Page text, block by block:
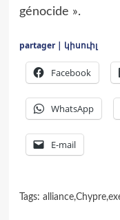
génocide ».
partager | կիսուիլ
Facebook
WhatsApp
E-mail
Tags: alliance,Chypre,